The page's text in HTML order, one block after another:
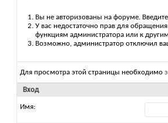
Вы не авторизованы на форуме.
У вас недостаточно прав для
функциям администратора или к
Возможно, администратор отключил
Для просмотра этой страницы необходимо
Вход
Имя: